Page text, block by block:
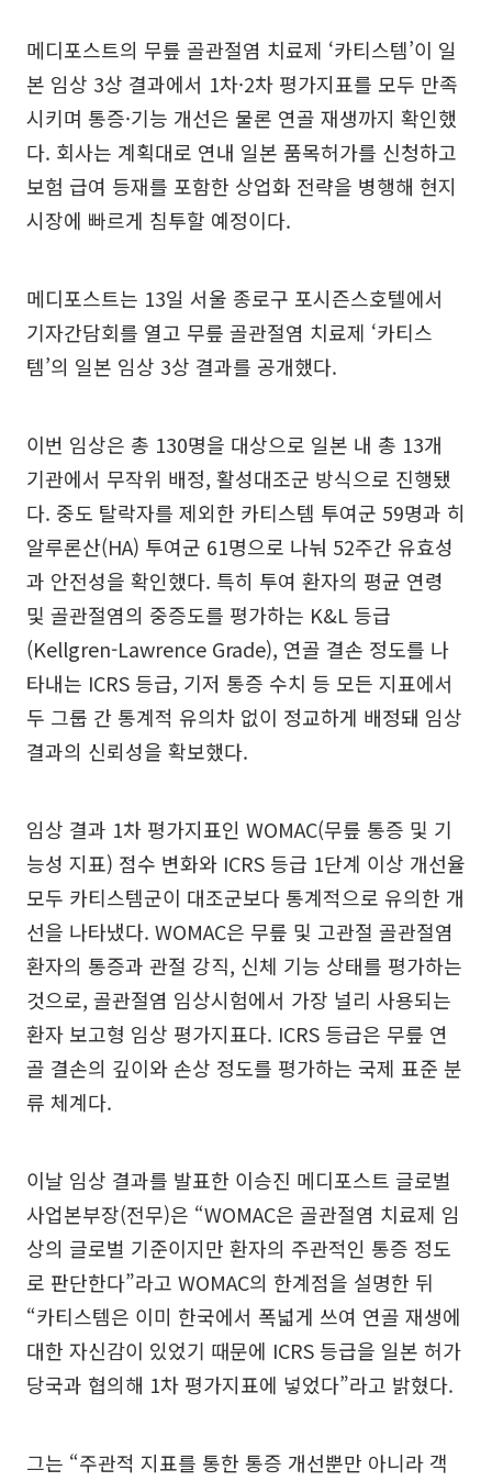
메디포스트의 무릎 골관절염 치료제 ‘카티스템’이 일
본 임상 3상 결과에서 1차·2차 평가지표를 모두 만족
시키며 통증·기능 개선은 물론 연골 재생까지 확인했
다. 회사는 계획대로 연내 일본 품목허가를 신청하고
보험 급여 등재를 포함한 상업화 전략을 병행해 현지
시장에 빠르게 침투할 예정이다.
메디포스트는 13일 서울 종로구 포시즌스호텔에서
기자간담회를 열고 무릎 골관절염 치료제 ‘카티스
템’의 일본 임상 3상 결과를 공개했다.
이번 임상은 총 130명을 대상으로 일본 내 총 13개
기관에서 무작위 배정, 활성대조군 방식으로 진행됐
다. 중도 탈락자를 제외한 카티스템 투여군 59명과 히
알루론산(HA) 투여군 61명으로 나눠 52주간 유효성
과 안전성을 확인했다. 특히 투여 환자의 평균 연령
및 골관절염의 중증도를 평가하는 K&L 등급
(Kellgren-Lawrence Grade), 연골 결손 정도를 나
타내는 ICRS 등급, 기저 통증 수치 등 모든 지표에서
두 그룹 간 통계적 유의차 없이 정교하게 배정돼 임상
결과의 신뢰성을 확보했다.
임상 결과 1차 평가지표인 WOMAC(무릎 통증 및 기
능성 지표) 점수 변화와 ICRS 등급 1단계 이상 개선율
모두 카티스템군이 대조군보다 통계적으로 유의한 개
선을 나타냈다. WOMAC은 무릎 및 고관절 골관절염
환자의 통증과 관절 강직, 신체 기능 상태를 평가하는
것으로, 골관절염 임상시험에서 가장 널리 사용되는
환자 보고형 임상 평가지표다. ICRS 등급은 무릎 연
골 결손의 깊이와 손상 정도를 평가하는 국제 표준 분
류 체계다.
이날 임상 결과를 발표한 이승진 메디포스트 글로벌
사업본부장(전무)은 “WOMAC은 골관절염 치료제 임
상의 글로벌 기준이지만 환자의 주관적인 통증 정도
로 판단한다”라고 WOMAC의 한계점을 설명한 뒤
“카티스템은 이미 한국에서 폭넓게 쓰여 연골 재생에
대한 자신감이 있었기 때문에 ICRS 등급을 일본 허가
당국과 협의해 1차 평가지표에 넣었다”라고 밝혔다.
그는 “주관적 지표를 통한 통증 개선뿐만 아니라 객